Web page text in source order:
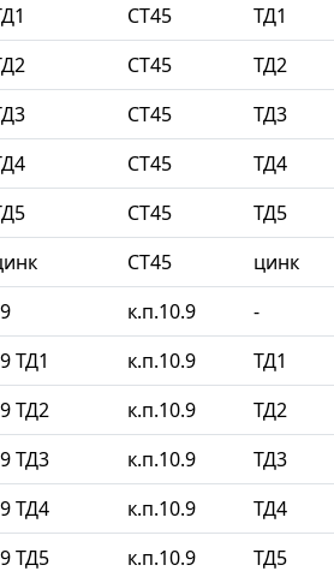
СТ45 ТД1
СТ45 ТД2
СТ45 ТД3
СТ45 ТД4
СТ45 ТД5
СТ45 цинк
к.п.10.9 -
ТД1 к.п.10.9 ТД1
ТД2 к.п.10.9 ТД2
ТД3 к.п.10.9 ТД3
ТД4 к.п.10.9 ТД4
ТД5 к.п.10.9 ТД5